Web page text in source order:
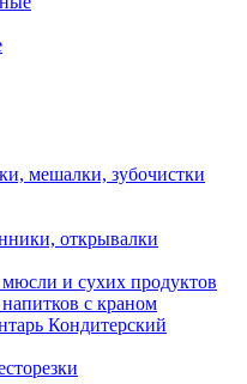
мешалки, зубочистки
открывалки
и сухих продуктов
с краном
Кондитерский